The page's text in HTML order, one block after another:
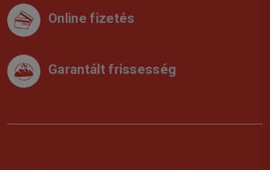
Online fizetés
Garantált frissesség